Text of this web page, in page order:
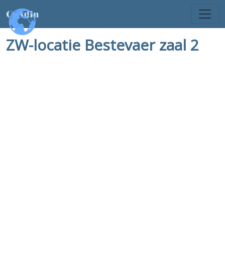
ZW-locatie Bestevaer zaal 2